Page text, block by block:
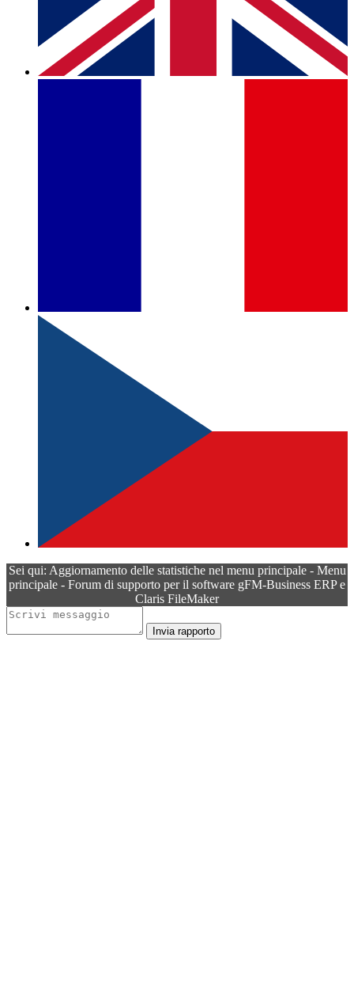
Sei qui: Aggiornamento delle statistiche nel menu principale - Menu
principale - Forum di supporto per il software gFM-Business ERP e
Claris FileMaker